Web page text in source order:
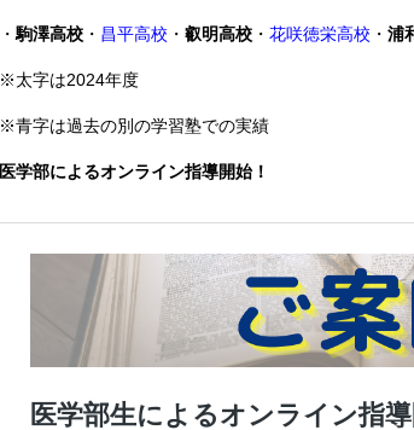
・ 駒澤高校 ・ 昌平高校 ・ 叡明高校 ・ 花咲徳栄高校 ・ 浦
※太字は2024年度
※青字は過去の別の学習塾での実績
医学部によるオンライン指導開始！